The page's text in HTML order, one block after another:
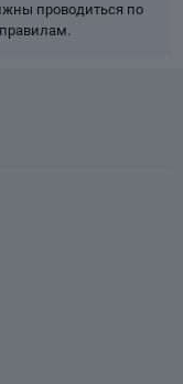
проводиться по